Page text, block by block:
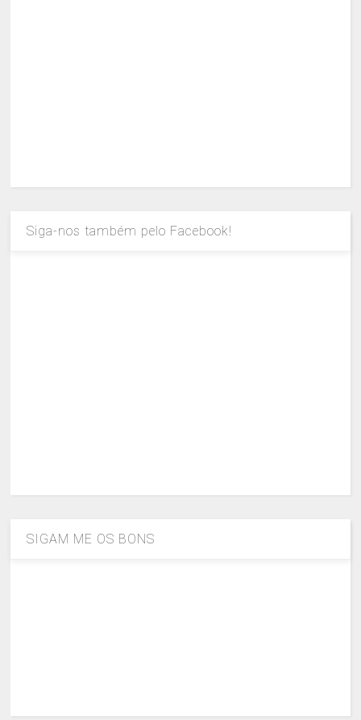
Siga-nos também pelo Facebook!
SIGAM ME OS BONS